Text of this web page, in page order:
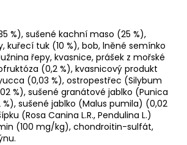
%), sušené kachní maso (25 %),
kuřecí tuk (10 %), bob, lněné semínko
řepy, kvasnice, prášek z mořské
(0,2 %), kvasnicový produkt
(0,03 %), ostropestřec (Silybum
%), sušené granátové jablko (Punica
sušené jablko (Malus pumila) (0,02
(Rosa Canina L.R., Pendulina L.)
(100 mg/kg), chondroitin-sulfát,